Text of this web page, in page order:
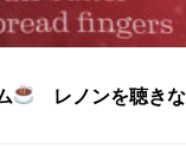
レノンを聴きな